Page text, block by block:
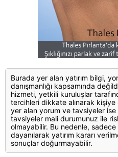
Burada yer alan yatırım bilgi,
danışmanlığı kapsamında
hizmeti, yetkili kuruluşlar
tercihleri dikkate alınarak kişiye
yer alan yorum ve tavsiyeler
tavsiyeler mali durumunuz ile
olmayabilir. Bu nedenle,
dayanılarak yatırım kararı
sonuçlar doğurmayabilir.